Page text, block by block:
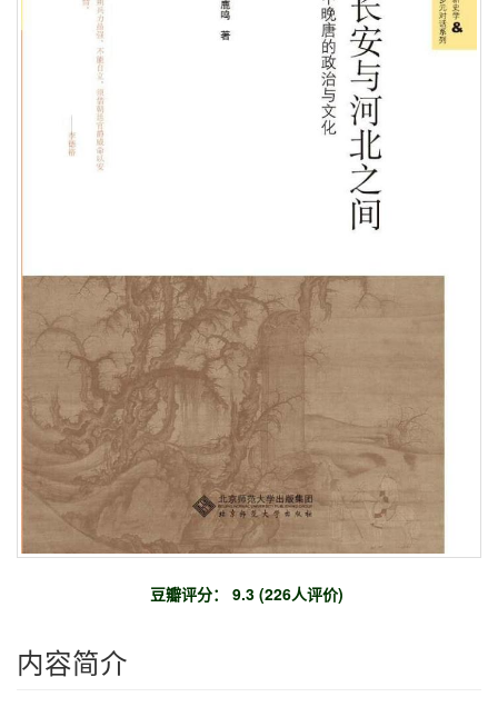
豆瓣评分： 9.3 (226人评价)
内容简介